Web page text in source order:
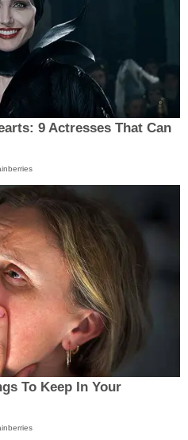
9 Actresses That Can
To Keep In Your